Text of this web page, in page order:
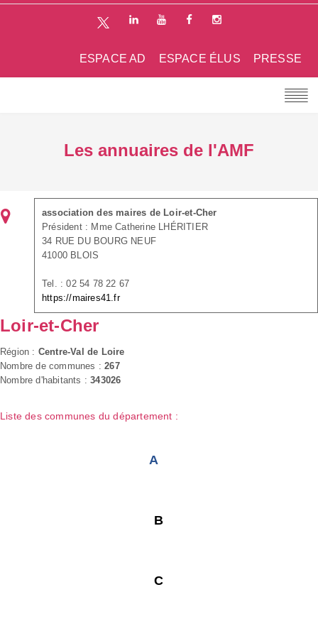
PRESSE
ESPACE ÉLUS
ESPACE AD
Les annuaires de l'AMF
association des maires de Loir-et-Cher
Président : Mme Catherine LHÉRITIER
34 RUE DU BOURG NEUF
41000 BLOIS
Tel. : 02 54 78 22 67
https://maires41.fr
Loir-et-Cher
Région : Centre-Val de Loire
Nombre de communes :267
Nombre d'habitants :343026
Liste des communes du département :
A
B
C